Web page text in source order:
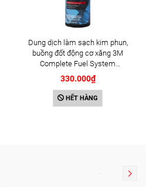
Dung dịch làm sạch kim phun,
buồng đốt động cơ xăng 3M
Complete Fuel System
Cleaner 473ml (08813)
330.000₫
HẾT HÀNG